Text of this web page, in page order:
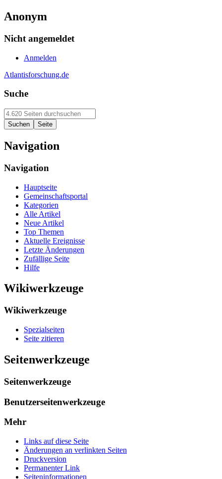
Anonym
Nicht angemeldet
Anmelden
Atlantisforschung.de
Suche
Navigation
Navigation
Hauptseite
Gemeinschaftsportal
Kategorien
Alle Artikel
Neue Artikel
Top Themen
Aktuelle Ereignisse
Letzte Änderungen
Zufällige Seite
Hilfe
Wikiwerkzeuge
Wikiwerkzeuge
Spezialseiten
Seite zitieren
Seitenwerkzeuge
Seitenwerkzeuge
Benutzerseitenwerkzeuge
Mehr
Links auf diese Seite
Änderungen an verlinkten Seiten
Druckversion
Permanenter Link
Seiten­informationen